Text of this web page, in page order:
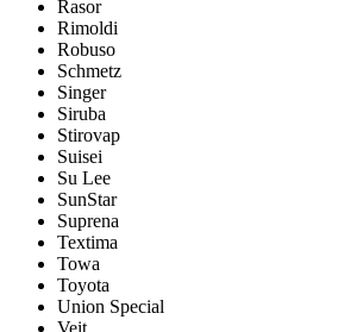
Rasor
Rimoldi
Robuso
Schmetz
Singer
Siruba
Stirovap
Suisei
Su Lee
SunStar
Suprena
Textima
Towa
Toyota
Union Special